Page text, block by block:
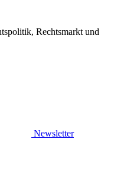
Rechtsmarkt und
Newsletter